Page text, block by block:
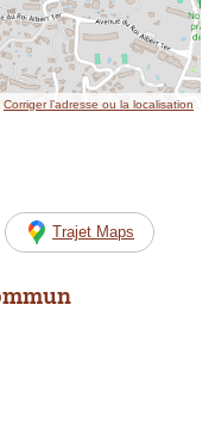
Corriger l’adresse ou la localisation
Trajet Maps